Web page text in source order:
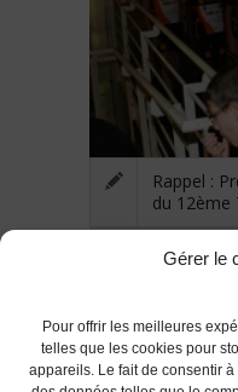
Gérer le
Pour offrir les meilleures
telles que les cookies pour
appareils. Le fait de consentir
Rappel :
du 12ème